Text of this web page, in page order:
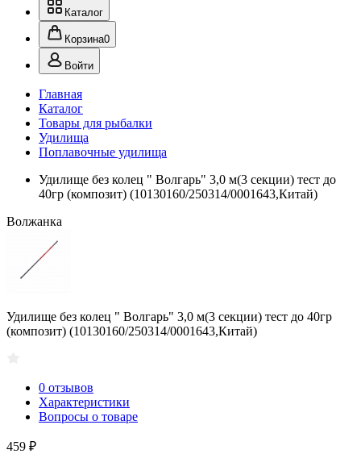
Каталог
Корзина0
Войти
Главная
Каталог
Товары для рыбалки
Удилища
Поплавочные удилища
Удилище без колец " Волгарь" 3,0 м(3 секции) тест до
40гр (композит) (10130160/250314/0001643,Китай)
Волжанка
Удилище без колец " Волгарь" 3,0 м(3 секции) тест до 40гр
(композит) (10130160/250314/0001643,Китай)
0 отзывов
Характеристики
Вопросы о товаре
459 ₽